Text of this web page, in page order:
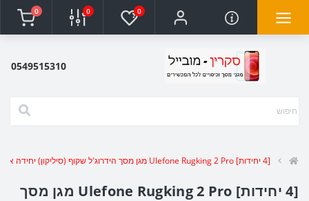
0
0
0
0549515310
[4 יחידות] Ulefone Rugking 2 Pro מגן מסך הידרוג'ל שקוף (סיליקון) יחידה אחת סקרין מובייל
[4 יחידות] Ulefone Rugking 2 Pro מגן מסך